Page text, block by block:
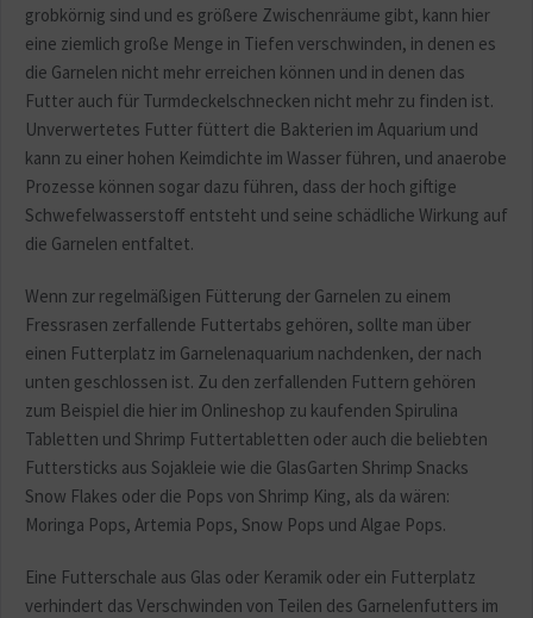
grobkörnig sind und es größere Zwischenräume gibt, kann hier
eine ziemlich große Menge in Tiefen verschwinden, in denen es
die Garnelen nicht mehr erreichen können und in denen das
Futter auch für Turmdeckelschnecken nicht mehr zu finden ist.
Unverwertetes Futter füttert die Bakterien im Aquarium und
kann zu einer hohen Keimdichte im Wasser führen, und anaerobe
Prozesse können sogar dazu führen, dass der hoch giftige
Schwefelwasserstoff entsteht und seine schädliche Wirkung auf
die Garnelen entfaltet.
Wenn zur regelmäßigen Fütterung der Garnelen zu einem
Fressrasen zerfallende Futtertabs gehören, sollte man über
einen Futterplatz im Garnelenaquarium nachdenken, der nach
unten geschlossen ist. Zu den zerfallenden Futtern gehören
zum Beispiel die hier im Onlineshop zu kaufenden Spirulina
Tabletten und Shrimp Futtertabletten oder auch die beliebten
Futtersticks aus Sojakleie wie die GlasGarten Shrimp Snacks
Snow Flakes oder die Pops von Shrimp King, als da wären:
Moringa Pops, Artemia Pops, Snow Pops und Algae Pops.
Eine Futterschale aus Glas oder Keramik oder ein Futterplatz
verhindert das Verschwinden von Teilen des Garnelenfutters im